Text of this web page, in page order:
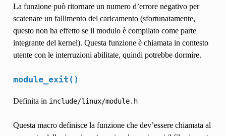
La funzione può ritornare un numero d’errore negativo per
scatenare un fallimento del caricamento (sfortunatamente,
questo non ha effetto se il modulo è compilato come parte
integrante del kernel). Questa funzione è chiamata in contesto
utente con le interruzioni abilitate, quindi potrebbe dormire.
module_exit()
Definita in include/linux/module.h
Questa macro definisce la funzione che dev’essere chiamata al